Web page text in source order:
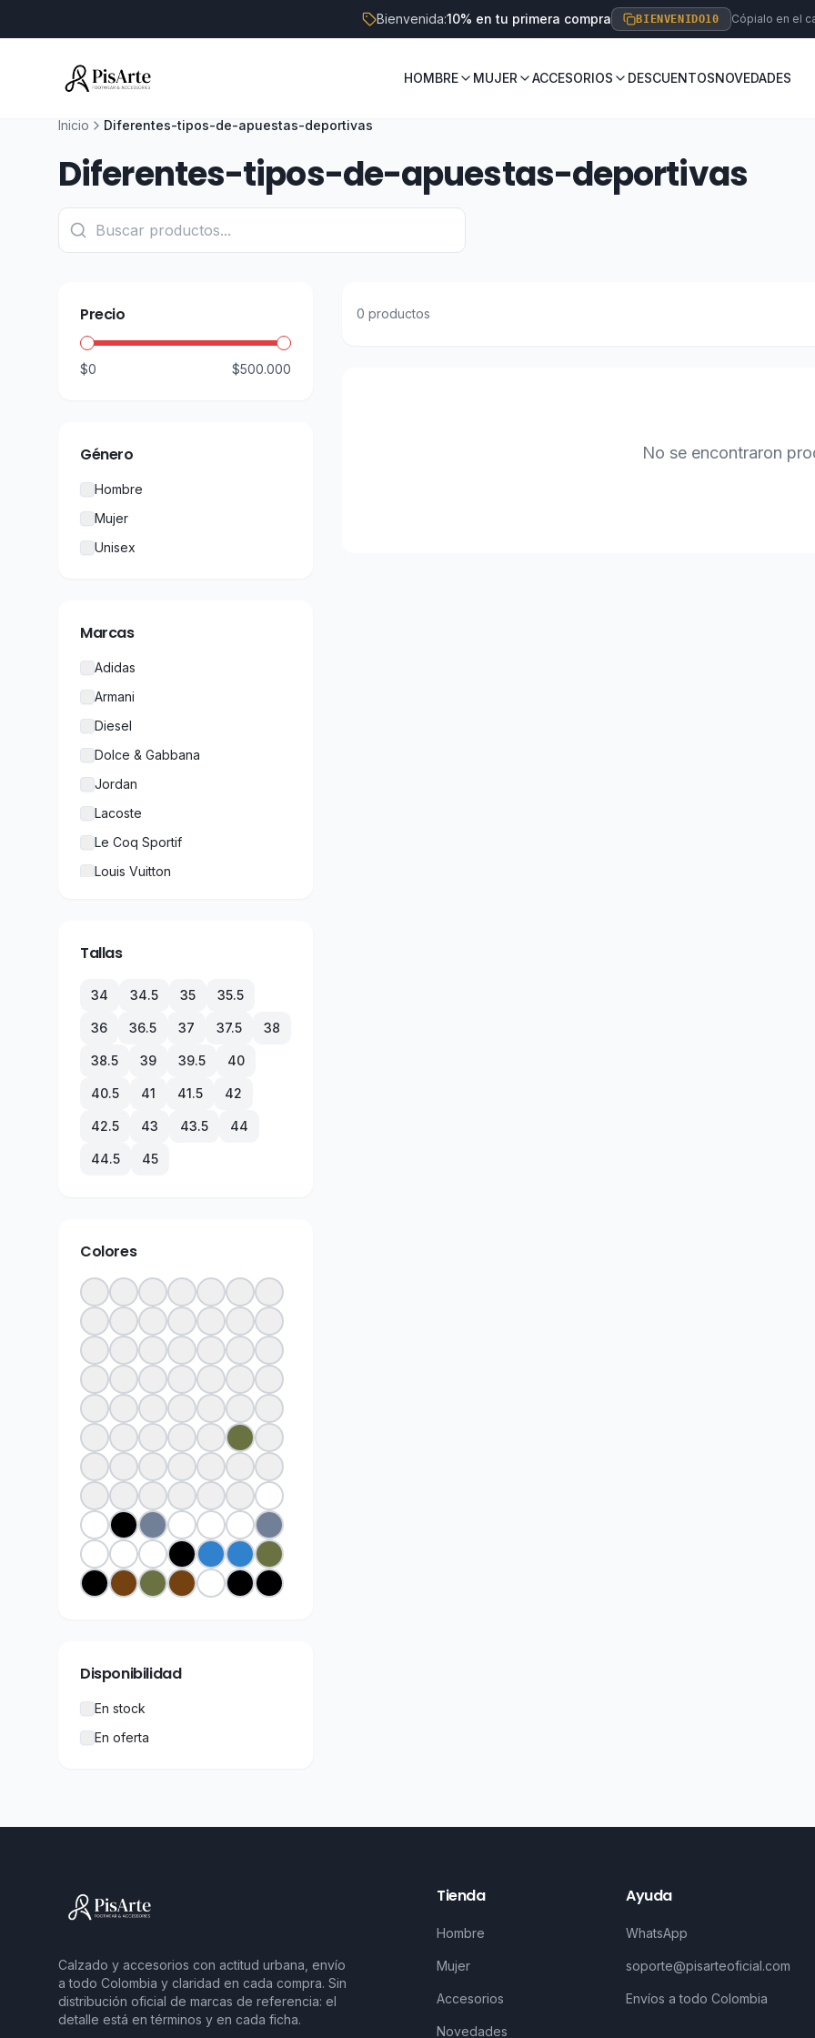
Bienvenida:10% en tu primera compra BIENVENIDO10 Cópialo en el
HOMBRE MUJER ACCESORIOS DESCUENTOSNOVEDADES
Inicio Diferentes-tipos-de-apuestas-deportivas
Diferentes-tipos-de-apuestas-deportivas
Precio
$0 $500.000
Género
Hombre
Mujer
Unisex
Marcas
Adidas
Armani
Diesel
Dolce & Gabbana
Jordan
Lacoste
Le Coq Sportif
Louis Vuitton
Puma
Rolex
Tallas
34 34.5 35 35.5
36 36.5 37 37.5 38
38.5 39 39.5 40
40.5 41 41.5 42
42.5 43 43.5 44
44.5 45
Colores
Disponibilidad
En stock
En oferta
0 productos
No se encontraron
Calzado y accesorios con actitud urbana, envío
a todo Colombia y claridad en cada compra. Sin
distribución oficial de marcas de referencia: el
detalle está en términos y en cada ficha.
Tienda
Hombre
Mujer
Accesorios
Novedades
Ayuda
WhatsApp
soporte@pisarteoficial.com
Envíos a todo Colombia